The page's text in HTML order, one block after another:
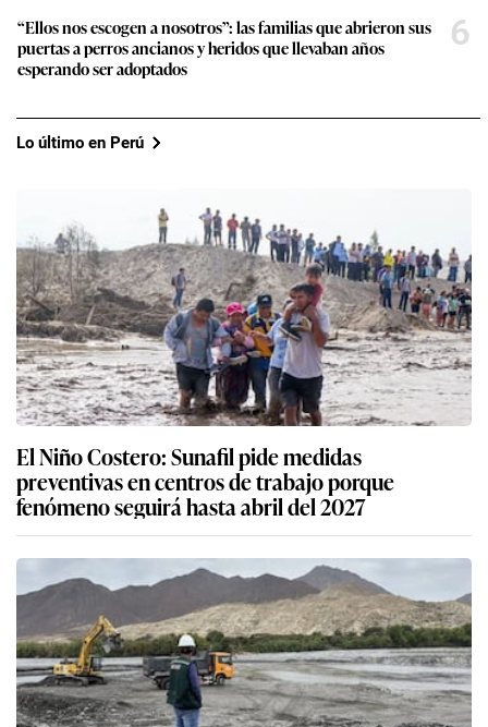
“Ellos nos escogen a nosotros”: las familias que abrieron sus
puertas a perros ancianos y heridos que llevaban años
esperando ser adoptados
6
Lo último en Perú
El Niño Costero: Sunafil pide medidas
preventivas en centros de trabajo porque
fenómeno seguirá hasta abril del 2027